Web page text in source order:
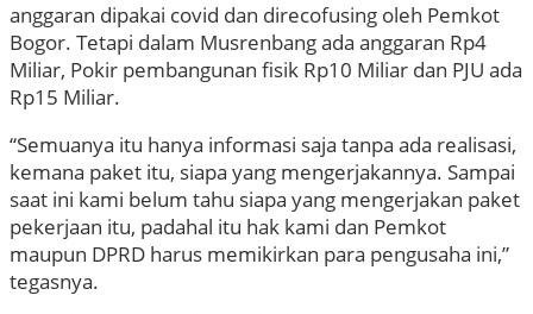
anggaran dipakai covid dan direcofusing oleh Pemkot
Bogor. Tetapi dalam Musrenbang ada anggaran Rp4
Miliar, Pokir pembangunan fisik Rp10 Miliar dan PJU ada
Rp15 Miliar.
“Semuanya itu hanya informasi saja tanpa ada realisasi,
kemana paket itu, siapa yang mengerjakannya. Sampai
saat ini kami belum tahu siapa yang mengerjakan paket
pekerjaan itu, padahal itu hak kami dan Pemkot
maupun DPRD harus memikirkan para pengusaha ini,”
tegasnya.